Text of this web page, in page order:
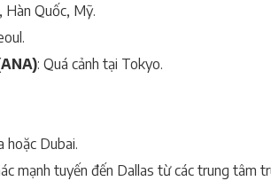
Hàn Quốc, Mỹ.
: Quá cảnh tại Tokyo.
hoặc Dubai.
mạnh tuyến đến Dallas từ các trung tâm